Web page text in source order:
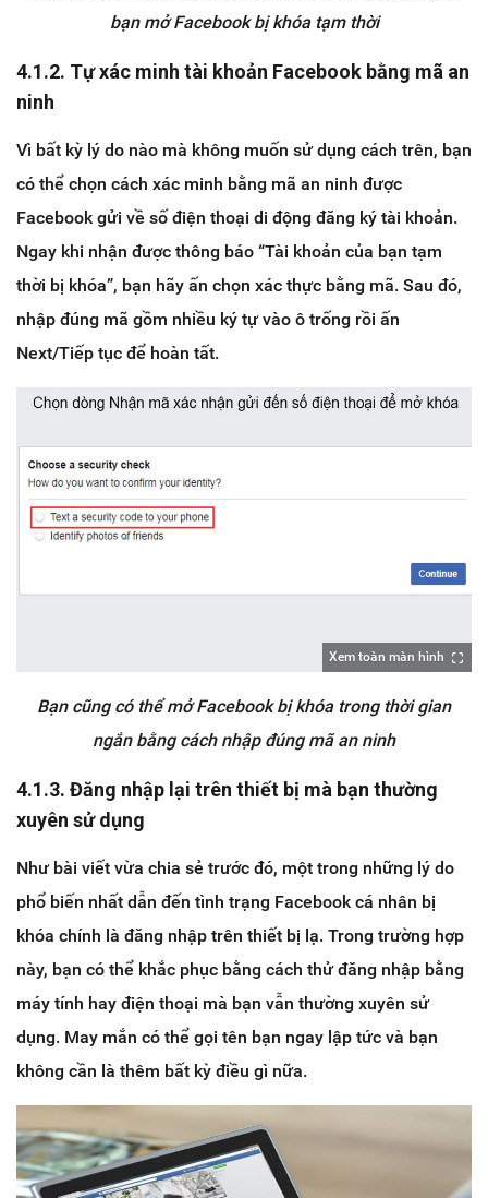
bạn mở Facebook bị khóa tạm thời
4.1.2. Tự xác minh tài khoản Facebook bằng mã an
ninh
Vì bất kỳ lý do nào mà không muốn sử dụng cách trên, bạn
có thể chọn cách xác minh bằng mã an ninh được
Facebook gửi về số điện thoại di động đăng ký tài khoản.
Ngay khi nhận được thông báo “Tài khoản của bạn tạm
thời bị khóa”, bạn hãy ấn chọn xác thực bằng mã. Sau đó,
nhập đúng mã gồm nhiều ký tự vào ô trống rồi ấn
Next/Tiếp tục để hoàn tất.
Xem toàn màn hình
Bạn cũng có thể mở Facebook bị khóa trong thời gian
ngắn bằng cách nhập đúng mã an ninh
4.1.3. Đăng nhập lại trên thiết bị mà bạn thường
xuyên sử dụng
Như bài viết vừa chia sẻ trước đó, một trong những lý do
phổ biến nhất dẫn đến tình trạng Facebook cá nhân bị
khóa chính là đăng nhập trên thiết bị lạ. Trong trường hợp
này, bạn có thể khắc phục bằng cách thử đăng nhập bằng
máy tính hay điện thoại mà bạn vẫn thường xuyên sử
dụng. May mắn có thể gọi tên bạn ngay lập tức và bạn
không cần là thêm bất kỳ điều gì nữa.